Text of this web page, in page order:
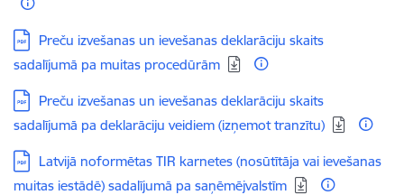
Lejupielādēt:
Preču izvešanas un ievešanas deklarāciju skaits
sadalījumā pa muitas procedūrām
Lejupielādēt:
Preču izvešanas un ievešanas deklarāciju skaits
sadalījumā pa deklarāciju veidiem (izņemot tranzītu)
Lejupielādēt:
Latvijā noformētas TIR karnetes (nosūtītāja vai ievešanas
muitas iestādē) sadalījumā pa saņēmējvalstīm